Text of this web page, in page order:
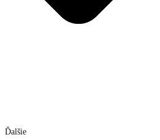
Ďalšie